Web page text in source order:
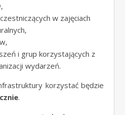
w zajęciach
i grup korzystających z
wydarzeń.
korzystać będzie
.